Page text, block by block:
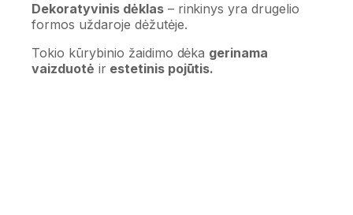
Dekoratyvinis dėklas– rinkinys yra drugelio
formos uždaroje dėžutėje.
Tokio kūrybinio žaidimo dėka gerinama
vaizduotė irestetinis pojūtis.